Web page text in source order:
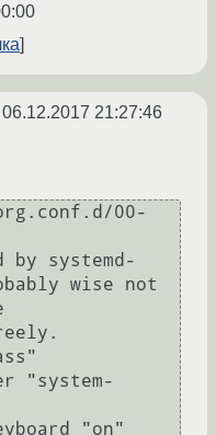
06.12.2017 21:27:46
00-
by systemd-
wise not